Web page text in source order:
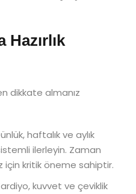
Hazırlık
dikkate almanız
haftalık ve aylık
ilerleyin. Zaman
için kritik öneme sahiptir.
kuvvet ve çeviklik